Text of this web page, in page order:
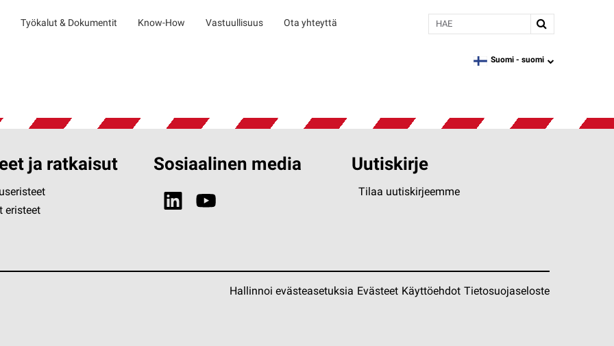
Työkalut & Dokumentit Know-How Vastuullisuus Ota yhteyttä Hae
language
Suomi - suomi
ja ratkaisut
eristeet
Sosiaalinen media Uutiskirje
Tilaa uutiskirjeemme
Hallinnoi evästeasetuksia Evästeet Käyttöehdot Tietosuojaseloste